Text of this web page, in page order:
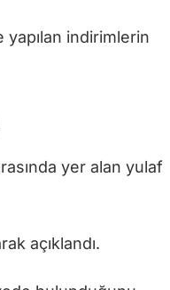
indirimlerin
yer alan yulaf
açıklandı.